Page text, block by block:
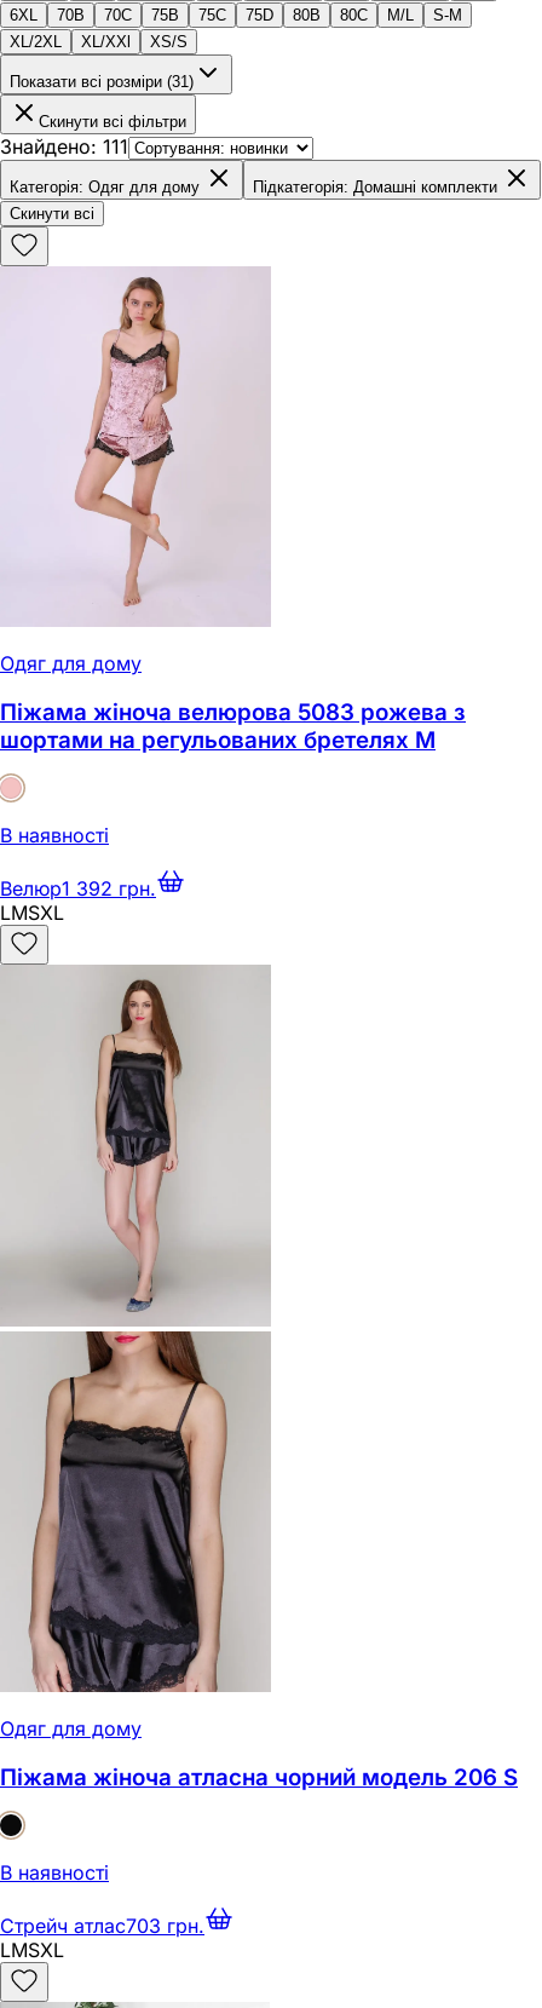
6XL
70B 70C 75B 75C 75D 80B 80C M/L
S-M
XL/2XL
XL/XXl XS/S
Показати всі розміри (31)
Скинути всі фільтри
Знайдено: 111
Категорія: Одяг для дому Підкатегорія: Домашні комплекти
Скинути всі
Одяг для дому
Піжама жіноча велюрова 5083 рожева з
шортами на регульованих бретелях M
В наявності
Велюр1 392 грн.
LMSXL
Одяг для дому
Піжама жіноча атласна чорний модель 206 S
В наявності
Стрейч атлас703 грн.
LMSXL